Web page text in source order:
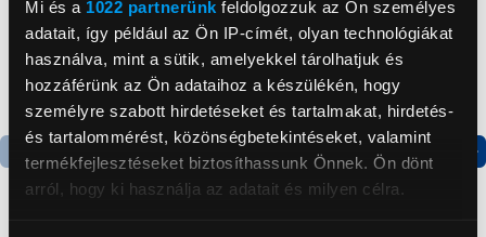
Mi és a 1022 partnerünk feldolgozzuk az Ön személyes
adatait, így például az Ön IP-címét, olyan technológiákat
használva, mint a sütik, amelyekkel tárolhatjuk és
hozzáférünk az Ön adataihoz a készülékén, hogy
személyre szabott hirdetéseket és tartalmakat, hirdetés-
és tartalommérést, közönségbetekintéseket, valamint
termékfejlesztéseket biztosíthassunk Önnek. Ön dönt
arról, hogy ki használja az adatait és milyen célra.
Termék adatlap Termék adatlap